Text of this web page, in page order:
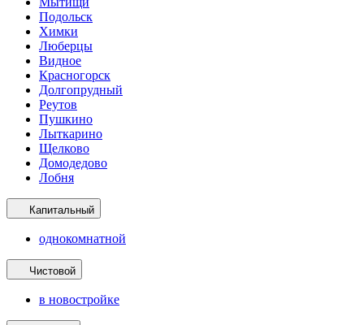
Подольск
Химки
Люберцы
Видное
Красногорск
Долгопрудный
Реутов
Пушкино
Лыткарино
Щелково
Домодедово
Лобня
Капитальный
однокомнатной
Чистовой
в новостройке